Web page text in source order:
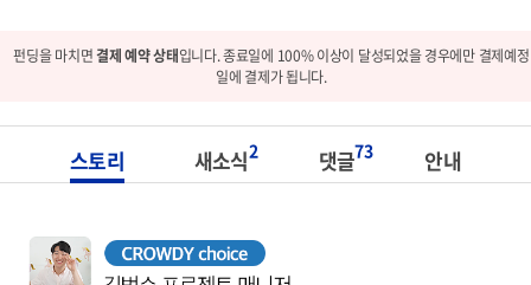
펀딩을 마치면결제 예약 상태입니다. 종료일에 100% 이상이 달성되었을 경우에만 결제예정
일에 결제가 됩니다.
스토리 새소식2 댓글73 안내